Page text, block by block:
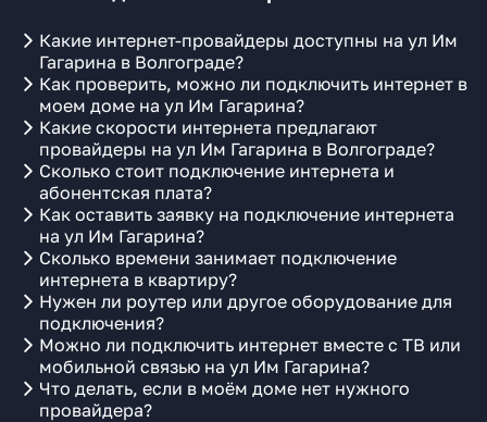
Какие интернет-провайдеры доступны на ул Им
Гагарина в Волгограде?
Как проверить, можно ли подключить интернет в
моем доме на ул Им Гагарина?
Какие скорости интернета предлагают
провайдеры на ул Им Гагарина в Волгограде?
Сколько стоит подключение интернета и
абонентская плата?
Как оставить заявку на подключение интернета
на ул Им Гагарина?
Сколько времени занимает подключение
интернета в квартиру?
Нужен ли роутер или другое оборудование для
подключения?
Можно ли подключить интернет вместе с ТВ или
мобильной связью на ул Им Гагарина?
Что делать, если в моём доме нет нужного
провайдера?